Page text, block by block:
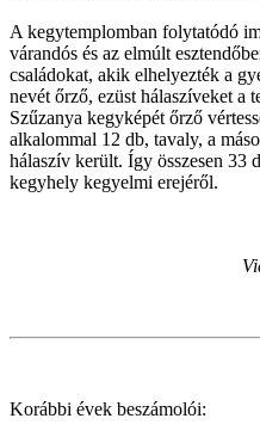
A kegytemplomban folytatódó
várandós és az elmúlt
családokat, akik elhelyezték a
nevét őrző, ezüst hálaszíveket a
Szűzanya kegyképét őrző
alkalommal 12 db, tavaly, a
hálaszív került. Így összesen 33
kegyhely kegyelmi erejéről.
Korábbi évek beszámolói: